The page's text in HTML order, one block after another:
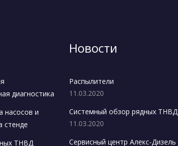
диагностика
насосов и
стенде
ТНВД
Новости
Распылители
11.03.2020
Системный обзор рядных ТНВД
11.03.2020
Сервисный центр Алекс-Дизель